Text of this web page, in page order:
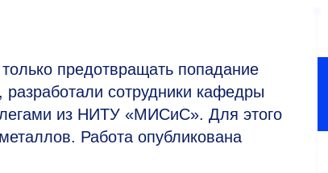
предотвращать попадание
сотрудники кафедры
из НИТУ «МИСиС». Для этого
Работа опубликована